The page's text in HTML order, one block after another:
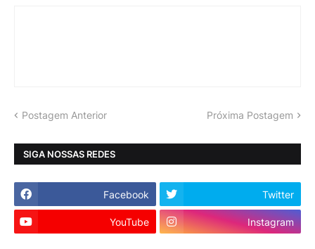
Postagem Anterior Próxima Postagem
SIGA NOSSAS REDES
Facebook Twitter
YouTube Instagram